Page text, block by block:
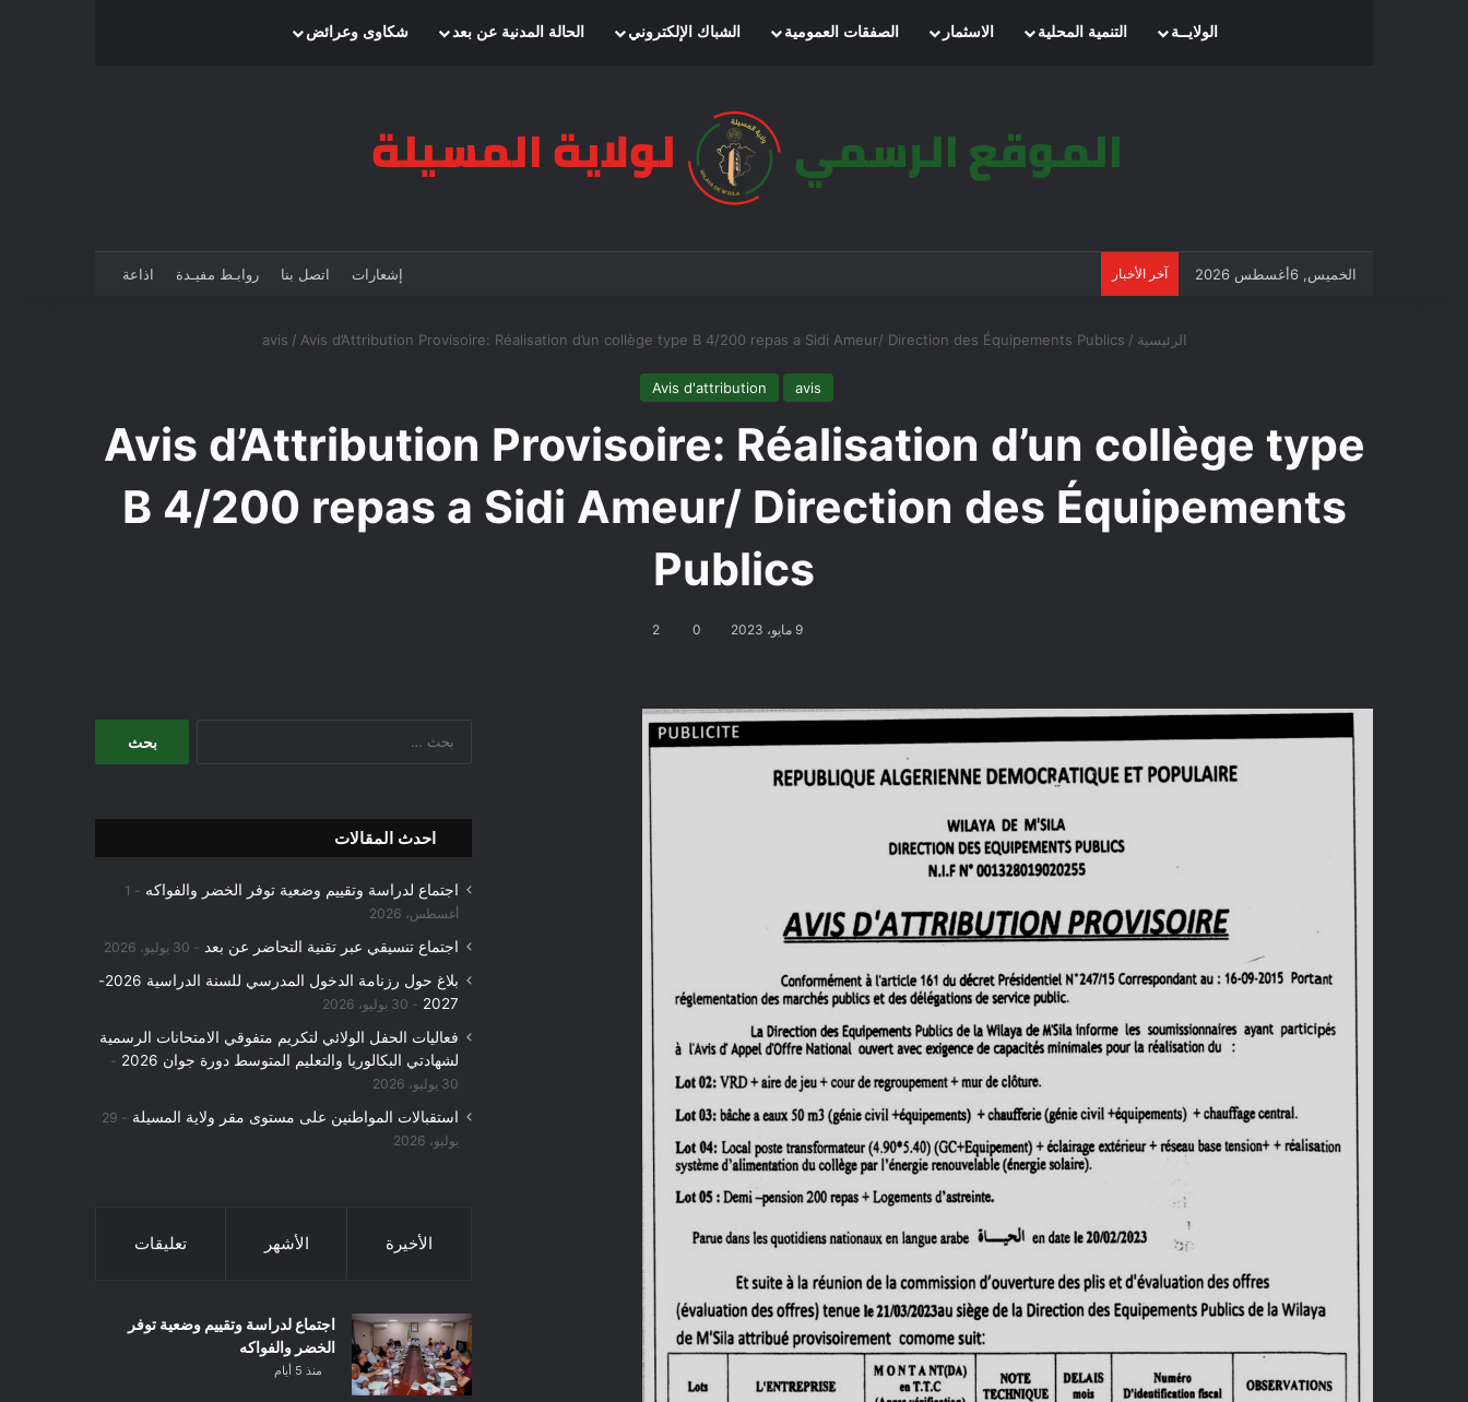
الرئيسيةالولايــة التنمية المحلية الاسثمار الصفقات العمومية الشباك الإلكتروني الحالة المدنية عن بعد شكاوى وعرائض
الخميس, 6أغسطس 2026 آخر الأخبار إشعارات اتصل بنا روابـط مفيـدة اذاعة
الرئيسية /
avis / Avis d’Attribution Provisoire: Réalisation d’un collège type B 4/200 repas a Sidi Ameur/ Direction des Équipements Publics
avis
Avis d'attribution
Avis d’Attribution Provisoire: Réalisation d’un collège type
B 4/200 repas a Sidi Ameur/ Direction des Équipements
Publics
9 مايو، 2023 0
2
احدث المقالات
اجتماع لدراسة وتقييم وضعية توفر الخضر والفواكه
1
أغسطس، 2026
اجتماع تنسيقي عبر تقنية التحاضر عن بعد 30 يوليو، 2026
بلاغ حول رزنامة الدخول المدرسي للسنة الدراسية 2026-
2027
30 يوليو، 2026
فعاليات الحفل الولائي لتكريم متفوقي الامتحانات الرسمية
لشهادتي البكالوريا والتعليم المتوسط دورة جوان 2026
30 يوليو، 2026
استقبالات المواطنين على مستوى مقر ولاية المسيلة
29
يوليو، 2026
الأخيرة الأشهر تعليقات
اجتماع لدراسة وتقييم وضعية توفر
الخضر والفواكه
منذ 5 أيام